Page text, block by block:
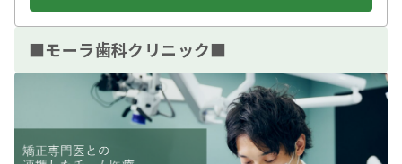
■モーラ歯科クリニック■